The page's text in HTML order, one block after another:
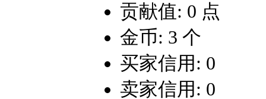
贡献值: 0 点
金币: 3 个
买家信用: 0
卖家信用: 0